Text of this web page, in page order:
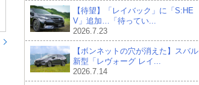
【待望】「レイバック」に「S:HE
V」追加…「待ってい...
2026.7.23
【ボンネットの穴が消えた】スバル
新型「レヴォーグ レイ...
2026.7.14